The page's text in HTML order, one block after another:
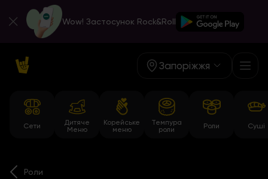
Wow! Застосунок Rock&Roll
Запоріжжя
Сети
Дитяче
Меню
Корейське
меню
Темпура
роли
Роли Суші
Роли